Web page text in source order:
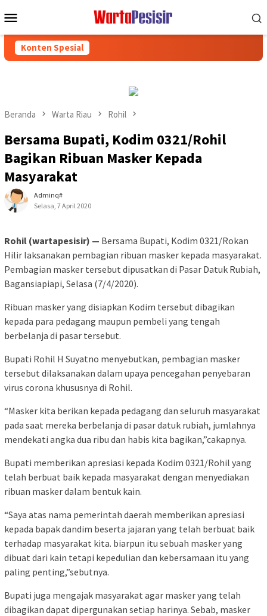
ke
Mobile
Konten Spesial
Beranda Warta Riau Rohil
Bersama Bupati, Kodim 0321/Rohil
Bagikan Ribuan Masker Kepada
Masyarakat
Adminq#
Selasa, 7 April 2020
Rohil (wartapesisir) — Bersama Bupati, Kodim 0321/Rokan
Hilir laksanakan pembagian ribuan masker kepada masyarakat.
Pembagian masker tersebut dipusatkan di Pasar Datuk Rubiah,
Bagansiapiapi, Selasa (7/4/2020).
Ribuan masker yang disiapkan Kodim tersebut dibagikan
kepada para pedagang maupun pembeli yang tengah
berbelanja di pasar tersebut.
Bupati Rohil H Suyatno menyebutkan, pembagian masker
tersebut dilaksanakan dalam upaya pencegahan penyebaran
virus corona khususnya di Rohil.
“Masker kita berikan kepada pedagang dan seluruh masyarakat
pada saat mereka berbelanja di pasar datuk rubiah, jumlahnya
mendekati angka dua ribu dan habis kita bagikan,”cakapnya.
Bupati memberikan apresiasi kepada Kodim 0321/Rohil yang
telah berbuat baik kepada masyarakat dengan menyediakan
ribuan masker dalam bentuk kain.
“Saya atas nama pemerintah daerah memberikan apresiasi
kepada bapak dandim beserta jajaran yang telah berbuat baik
terhadap masyarakat kita. biarpun itu sebuah masker yang
dibuat dari kain tetapi kepedulian dan kebersamaan itu yang
paling penting,”sebutnya.
Bupati juga mengajak masyarakat agar masker yang telah
dibagikan dapat dipergunakan setiap harinya. Sebab, masker